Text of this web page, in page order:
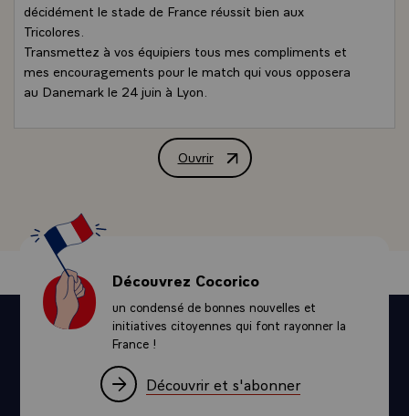
décidément le stade de France réussit bien aux
Tricolores.
Transmettez à vos équipiers tous mes compliments et
mes encouragements pour le match qui vous opposera
au Danemark le 24 juin à Lyon.
Ouvrir
Message de M. Jacques Chirac,
Découvrez Cocorico
un condensé de bonnes nouvelles et
initiatives citoyennes qui font rayonner la
France !
Découvrir et s'abonner